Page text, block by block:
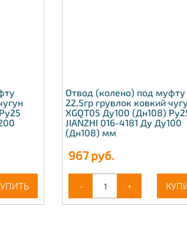
Отвод (колено) под муфту
22,5гр грувлок ковкий
XGQT05 Ду100 (Дн108)
JIANZHI 016-4181 Ду Ду100
(Дн108) мм
967руб.
- +